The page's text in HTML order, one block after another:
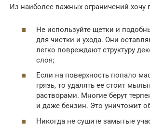
Из наиболее важных ограничений хочу
Не используйте щетки и
для чистки и ухода. Они
легко повреждают структуру
слоя;
Если на поверхность попало
грязь, то удалять ее стоит
растворами. Многие берут
и даже бензин. Это уничтожит
Никогда не сушите замытые